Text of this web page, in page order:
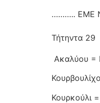
……….. ΕΜΕ
Τήτηντα 29
Ακαλύου =
Κουρκούλι